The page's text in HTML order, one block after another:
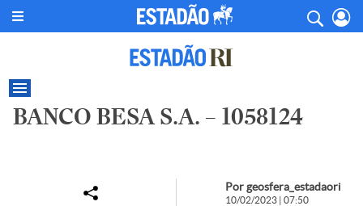
BANCO BESA S.A. – 1058124
Por geosfera_estadaori
10/02/2023 | 07:50